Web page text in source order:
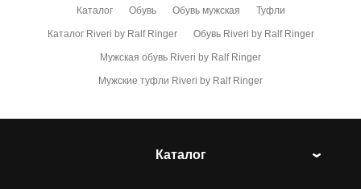
Каталог Обувь Обувь мужская Туфли
Каталог Riveri by Ralf Ringer Обувь Riveri by Ralf Ringer
Мужская обувь Riveri by Ralf Ringer
Мужские туфли Riveri by Ralf Ringer
Каталог